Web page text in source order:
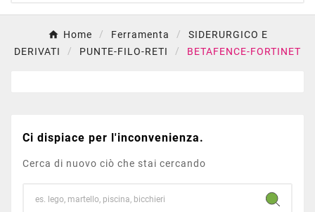
Home Ferramenta
SIDERURGICO E
DERIVATI
PUNTE-FILO-RETI BETAFENCE-FORTINET
Ci dispiace per l'inconvenienza.
Cerca di nuovo ciò che stai cercando